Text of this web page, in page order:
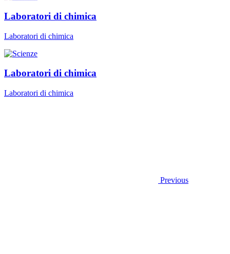
Laboratori di chimica
Laboratori di chimica
Laboratori di chimica
Laboratori di chimica
Previous